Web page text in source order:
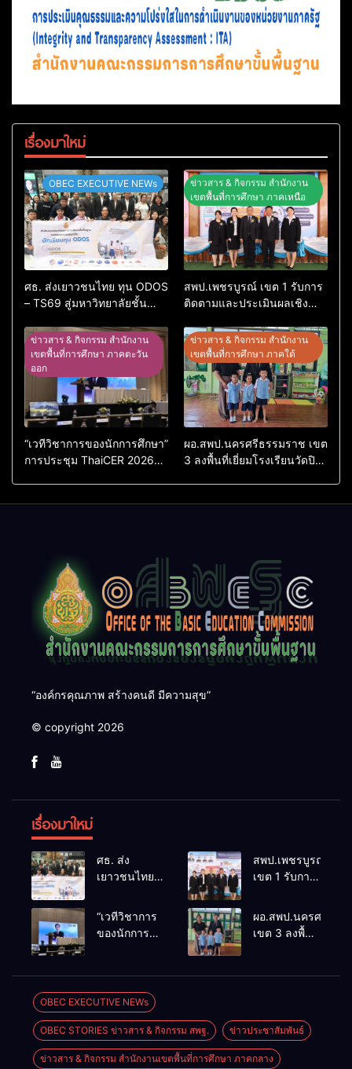
เรื่องมาใหม่
OBEC EXECUTIVE NEWs
ศธ. ส่งเยาวชนไทย ทุน ODOS
– TS69 สู่มหาวิทยาลัยชั้นนำ
คนคุณภาพพร้อมกลับมา
พัฒนาประเทศ
ข่าวสาร & กิจกรรม สำนักงาน
เขตพื้นที่การศึกษา ภาคเหนือ
สพป.เพชรบูรณ์ เขต 1 รับการ
ติดตามและประเมินผลเชิง
ต้นแบบ” ระดับประเทศ รุ่นที่ 3
ประจำปีงบประมาณ พ.ศ.
2569
ข่าวสาร & กิจกรรม สำนักงาน
เขตพื้นที่การศึกษา ภาคตะวัน
ออก
“เวทีวิชาการของนักการศึกษา”
การประชุม ThaiCER 2026
ข่าวสาร & กิจกรรม สำนักงาน
เขตพื้นที่การศึกษา ภาคใต้
ผอ.สพป.นครศรีธรรมราช เขต
3 ลงพื้นที่เยี่ยมโรงเรียนวัดปิยา
“องค์กรคุณภาพ สร้างคนดี มีความสุข”
© copyright 2026
เรื่องมาใหม่
ศธ. ส่ง
เยาวชนไทย
TS69 สู่
มหาวิทยาลัย
อาณาจักร
หนุนสร้างคน
คุณภาพพร้อม
กลับมาพัฒนา
ประเทศ
สพป.เพชรบูรณ์
เขต 1 รับการ
ประเมินผล
เชิงประจักษ์
ต้นแบบ”
ปีงบประมาณ
พ.ศ. 2569
“เวทีวิชาการ
ของนักการ
2026
Thailand
International
Conference
on Education
ผอ.สพป.นครศรีธรร
เขต 3 ลงพื้นที่
OBEC EXECUTIVE NEWs
OBEC STORIES ข่าวสาร & กิจกรรม สพฐ. ข่าวประชาสัมพันธ์
ข่าวสาร & กิจกรรม สำนักงานเขตพื้นที่การศึกษา ภาคกลาง